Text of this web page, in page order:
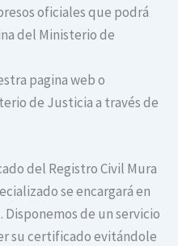
oficiales que podrá
del Ministerio de
pagina web o
de Justicia a través de
del Registro Civil Mura
se encargará en
de un servicio
su certificado evitándole